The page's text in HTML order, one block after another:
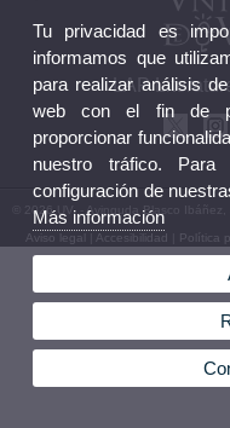
LAP
© 2026 UV. - Avinguda Blasco
Aviso legal Accesibilidad Política
Tu privacidad es
informamos que
para realizar análisis
web con el fin de
proporcionar
nuestro tráfico.
configuración de
Más información